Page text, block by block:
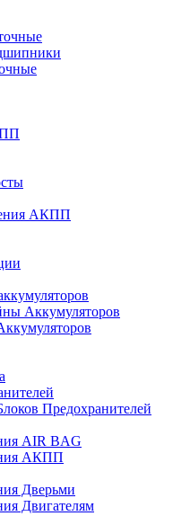
АКПП
Аккумуляторов
Предохранителей
AIR BAG
АКПП
Дверьми
Двигателям